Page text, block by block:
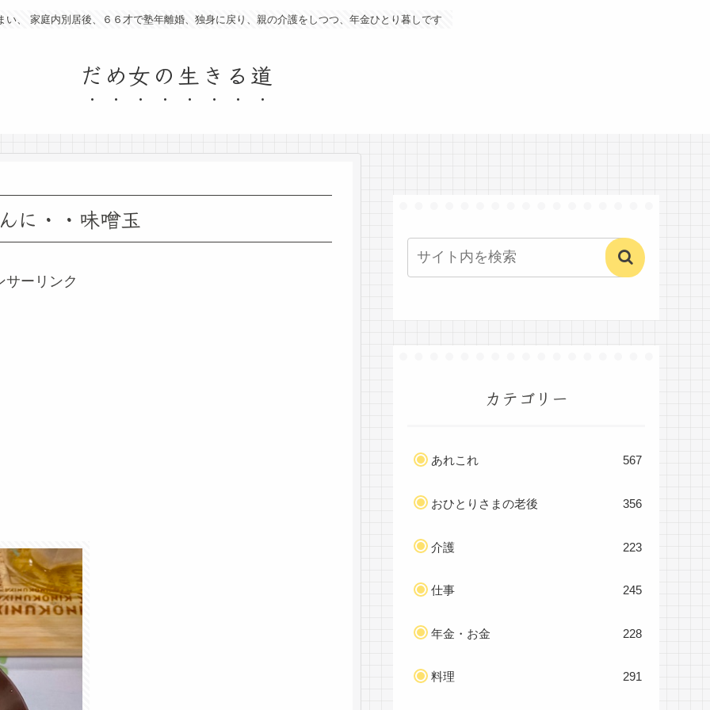
い、 家庭内別居後、６６才で塾年離婚、独身に戻り、親の介護をしつつ、年金ひとり暮しです
だめ女の生きる道
に・・味噌玉
サーリンク
カテゴリー
あれこれ 567
おひとりさまの老後 356
介護 223
仕事 245
年金・お金 228
料理 291